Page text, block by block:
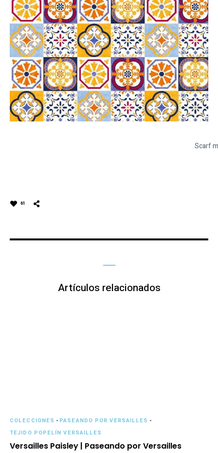
Scarf
61
Artículos relacionados
COLECCIONES - PASEANDO POR VERSAILLES -
TEJIDO POPELÍN VERSAILLES
Versailles Paisley | Paseando por Versailles